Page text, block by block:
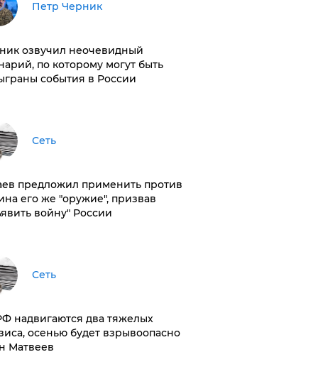
Петр Черник
озвучил неочевидный
по которому могут быть
события в России
Сеть
предложил применить против
его же "оружие", призвав
войну" России
Сеть
надвигаются два тяжелых
осенью будет взрывоопасно
Матвеев